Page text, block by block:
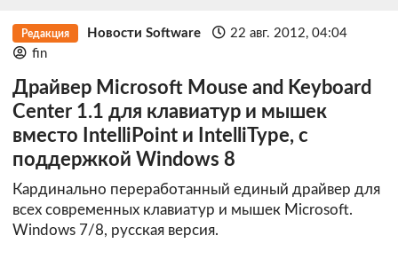
Редакция Новости Software
22 авг. 2012, 04:04
fin
Драйвер Microsoft Mouse and Keyboard
Center 1.1 для клавиатур и мышек
вместо IntelliPoint и IntelliType, с
поддержкой Windows 8
Кардинально переработанный единый драйвер для
всех современных клавиатур и мышек Microsoft.
Windows 7/8, русская версия.